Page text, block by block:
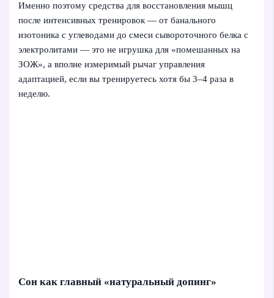
Именно поэтому средства для восстановления мышц
после интенсивных тренировок — от банального
изотоника с углеводами до смеси сывороточного белка с
электролитами — это не игрушка для «помешанных на
ЗОЖ», а вполне измеримый рычаг управления
адаптацией, если вы тренируетесь хотя бы 3–4 раза в
неделю.
Сон как главный «натуральный допинг»